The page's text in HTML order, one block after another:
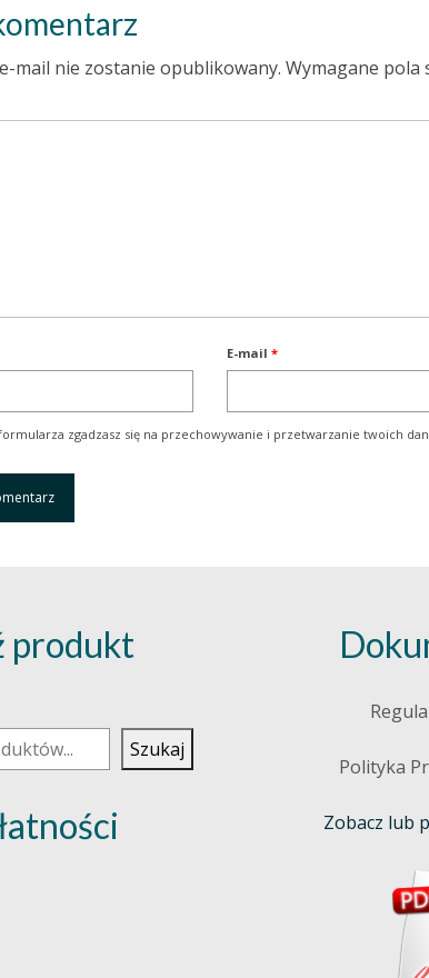
mail nie zostanie opublikowany. Wymagane pola
E-mail *
zgadzasz się na przechowywanie i przetwarzanie twoich
produkt
Szukaj
Polityka
Zobacz lub